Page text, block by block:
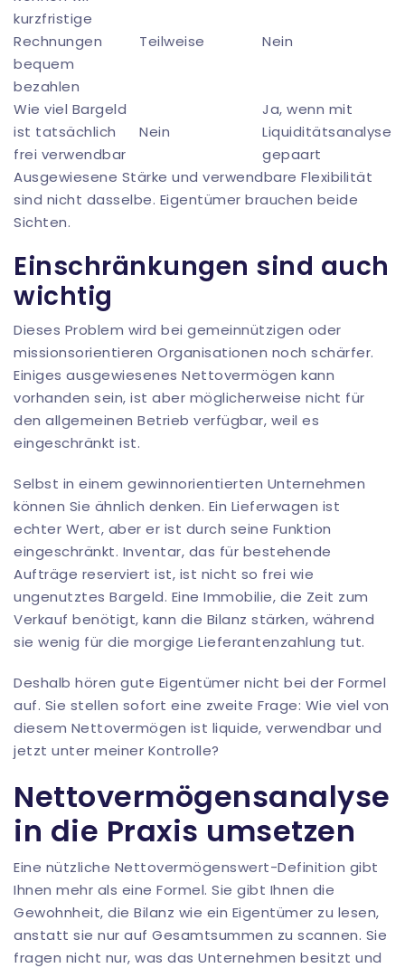
kurzfristige
Rechnungen
bequem
bezahlen
Teilweise Nein
Wie viel Bargeld
ist tatsächlich
frei verwendbar
Nein
Ja, wenn mit
Liquiditätsanalyse
gepaart
Ausgewiesene Stärke und verwendbare Flexibilität
sind nicht dasselbe. Eigentümer brauchen beide
Sichten.
Einschränkungen sind auch
wichtig
Dieses Problem wird bei gemeinnützigen oder
missionsorientieren Organisationen noch schärfer.
Einiges ausgewiesenes Nettovermögen kann
vorhanden sein, ist aber möglicherweise nicht für
den allgemeinen Betrieb verfügbar, weil es
eingeschränkt ist.
Selbst in einem gewinnorientierten Unternehmen
können Sie ähnlich denken. Ein Lieferwagen ist
echter Wert, aber er ist durch seine Funktion
eingeschränkt. Inventar, das für bestehende
Aufträge reserviert ist, ist nicht so frei wie
ungenutztes Bargeld. Eine Immobilie, die Zeit zum
Verkauf benötigt, kann die Bilanz stärken, während
sie wenig für die morgige Lieferantenzahlung tut.
Deshalb hören gute Eigentümer nicht bei der Formel
auf. Sie stellen sofort eine zweite Frage: Wie viel von
diesem Nettovermögen ist liquide, verwendbar und
jetzt unter meiner Kontrolle?
Nettovermögensanalyse
in die Praxis umsetzen
Eine nützliche Nettovermögenswert-Definition gibt
Ihnen mehr als eine Formel. Sie gibt Ihnen die
Gewohnheit, die Bilanz wie ein Eigentümer zu lesen,
anstatt sie nur auf Gesamtsummen zu scannen. Sie
fragen nicht nur, was das Unternehmen besitzt und